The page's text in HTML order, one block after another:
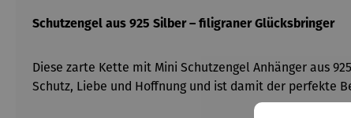
Schutzengel aus 925 Silber – filigraner Glücksbringer
Diese zarte Kette mit Mini Schutzengel Anhänger aus
Schutz, Liebe und Hoffnung und ist damit der perfekte